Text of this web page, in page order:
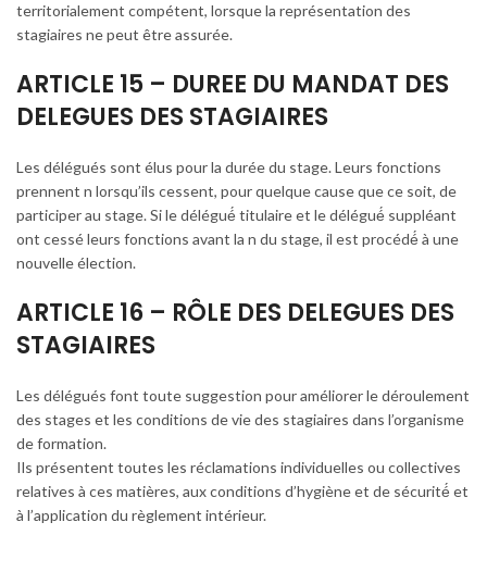
territorialement compétent, lorsque la représentation des
stagiaires ne peut être assurée.
ARTICLE 15 – DUREE DU MANDAT DES
DELEGUES DES STAGIAIRES
Les délégués sont élus pour la durée du stage. Leurs fonctions
prennent n lorsqu’ils cessent, pour quelque cause que ce soit, de
participer au stage. Si le délégué́ titulaire et le délégué́ suppléant
ont cessé leurs fonctions avant la n du stage, il est procédé́ à une
nouvelle élection.
ARTICLE 16 – RÔLE DES DELEGUES DES
STAGIAIRES
Les délégués font toute suggestion pour améliorer le déroulement
des stages et les conditions de vie des stagiaires dans l’organisme
de formation.
Ils présentent toutes les réclamations individuelles ou collectives
relatives à ces matières, aux conditions d’hygiène et de sécurité́ et
à l’application du règlement intérieur.